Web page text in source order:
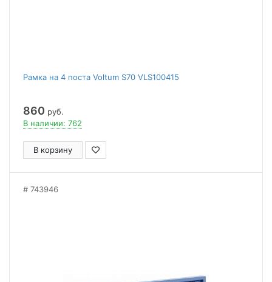
Рамка на 4 поста Voltum S70 VLS100415
860 руб.
В наличии: 762
В корзину
743946